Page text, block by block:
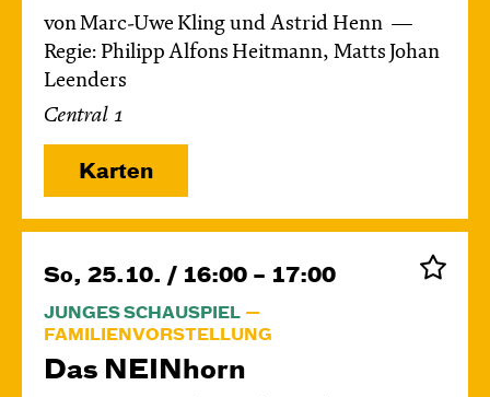
von Marc-Uwe Kling und Astrid Henn
Regie: Philipp Alfons Heitmann, Matts Johan
Leenders
Central 1
Karten
So, 25.10. / 16:00 – 17:00
JUNGES SCHAUSPIEL
FAMILIENVORSTELLUNG
Das NEIN­horn